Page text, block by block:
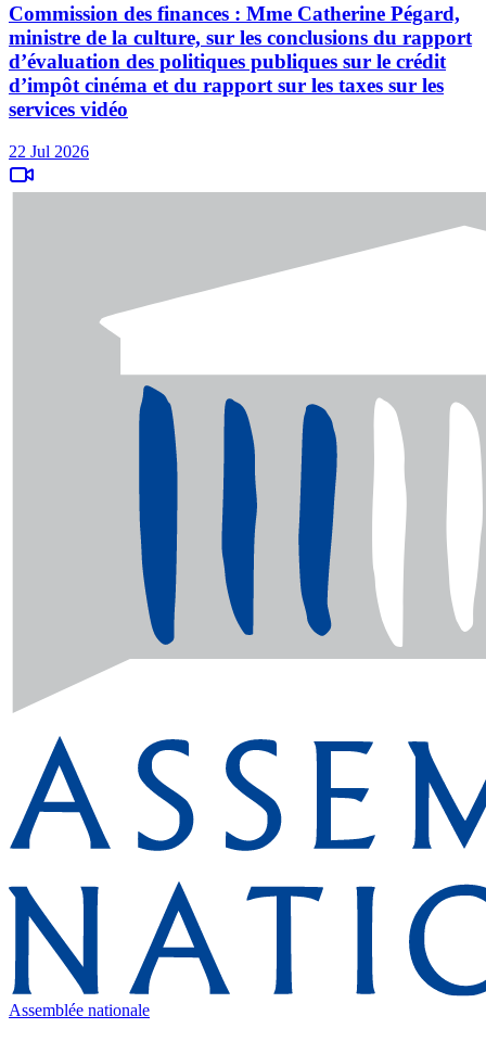
Commission des finances : Mme Catherine Pégard,
ministre de la culture, sur les conclusions du rapport
d’évaluation des politiques publiques sur le crédit
d’impôt cinéma et du rapport sur les taxes sur les
services vidéo
22 Jul 2026
Assemblée nationale